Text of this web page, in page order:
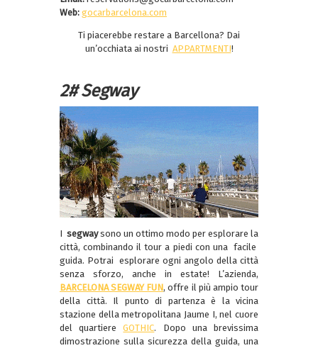
Web: gocarbarcelona.com
Ti piacerebbe restare a Barcellona? Dai
un’occhiata ai nostri APPARTMENTI!
2# Segway
I segwaysono un ottimo modo per esplorare la
città, combinando il tour a piedi con una facile
guida. Potrai esplorare ogni angolo della città
senza sforzo, anche in estate! L’azienda,
BARCELONA SEGWAY FUN, offre il più ampio tour
della città. Il punto di partenza è la vicina
stazione della metropolitana Jaume I, nel cuore
del quartiereGOTHIC. Dopo una brevissima
dimostrazione sulla sicurezza della guida, una